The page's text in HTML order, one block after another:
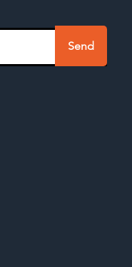
Send